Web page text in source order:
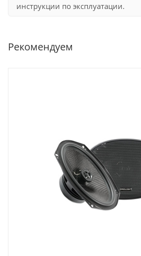
инструкции по эксплуатации.
Рекомендуем